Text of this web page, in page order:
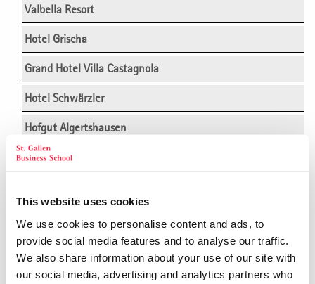
This website uses cookies
We use cookies to personalise content and ads, to
provide social media features and to analyse our traffic.
We also share information about your use of our site with
our social media, advertising and analytics partners who
Valbella Resort
Hotel Grischa
Grand Hotel Villa Castagnola
Hotel Schwärzler
Hofgut Algertshausen
Arcotel Camino Stuttgart
Althoff Hotel am Schlossgarten, Stuttgart
Althoff Hotel Schloss Bensberg, Köln